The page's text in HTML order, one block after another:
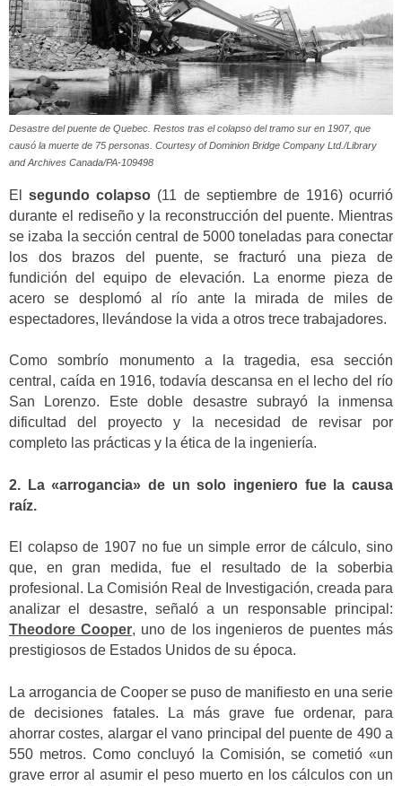
Desastre del puente de Quebec. Restos tras el colapso del tramo sur en 1907, que
causó la muerte de 75 personas. Courtesy of Dominion Bridge Company Ltd./Library
and Archives Canada/PA-109498
Elsegundo colapso (11 de septiembre de 1916) ocurrió
durante el rediseño y la reconstrucción del puente. Mientras
se izaba la sección central de 5000 toneladas para conectar
los dos brazos del puente, se fracturó una pieza de
fundición del equipo de elevación. La enorme pieza de
acero se desplomó al río ante la mirada de miles de
espectadores, llevándose la vida a otros trece trabajadores.
Como sombrío monumento a la tragedia, esa sección
central, caída en 1916, todavía descansa en el lecho del río
San Lorenzo. Este doble desastre subrayó la inmensa
dificultad del proyecto y la necesidad de revisar por
completo las prácticas y la ética de la ingeniería.
2. La «arrogancia» de un solo ingeniero fue la causa
raíz.
El colapso de 1907 no fue un simple error de cálculo, sino
que, en gran medida, fue el resultado de la soberbia
profesional. La Comisión Real de Investigación, creada para
analizar el desastre, señaló a un responsable principal:
Theodore Cooper, uno de los ingenieros de puentes más
prestigiosos de Estados Unidos de su época.
La arrogancia de Cooper se puso de manifiesto en una serie
de decisiones fatales. La más grave fue ordenar, para
ahorrar costes, alargar el vano principal del puente de 490 a
550 metros. Como concluyó la Comisión, se cometió «un
grave error al asumir el peso muerto en los cálculos con un